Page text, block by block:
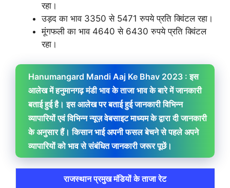
रहा।
उड़द का भाव 3350 से 5471 रुपये प्रति क्विंटल रहा।
मूंगफली का भाव 4640 से 6430 रुपये प्रति क्विंटल
रहा।
Hanumangard Mandi Aaj Ke Bhav 2023 : इस
आलेख में हनुमानगढ़ मंडी भाव के ताजा भाव के बारे में जानकारी
बताई हुई है। इस आलेख पर बताई हुई जानकारी विभिन्न
व्यापारियों एवं विभिन्न न्यूज़ वेबसाइट माध्यम के द्वारा दी जानकारी
के अनुसार हैं। किसान भाई अपनी फसल बेचने से पहले अपने
व्यापारियों को भाव से संबंधित जानकारी जरूर पूछें।
राजस्थान प्रमुख मंडियों के ताजा रेट